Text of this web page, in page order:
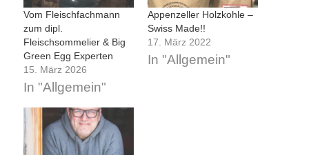
Vom Fleischfachmann
zum dipl.
Fleischsommelier & Big
Green Egg Experten
15. März 2026
In "Allgemein"
Appenzeller Holzkohle –
Swiss Made!!
17. März 2022
In "Allgemein"